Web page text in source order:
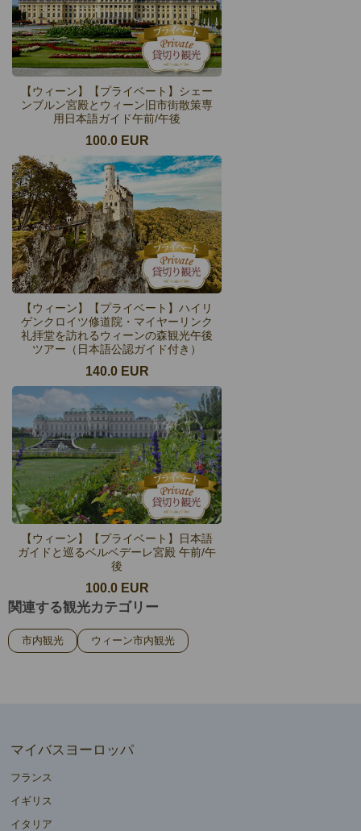
【ウィーン】【プライベート】シェー
ンブルン宮殿とウィーン旧市街散策専
用日本語ガイド午前/午後
100.0 EUR
【ウィーン】【プライベート】ハイリ
ゲンクロイツ修道院・マイヤーリンク
礼拝堂を訪れるウィーンの森観光午後
ツアー（日本語公認ガイド付き）
140.0 EUR
【ウィーン】【プライベート】日本語
ガイドと巡るベルベデーレ宮殿 午前/午
後
100.0 EUR
関連する観光カテゴリー
市内観光 ウィーン市内観光
マイバスヨーロッパ
フランス
イギリス
イタリア